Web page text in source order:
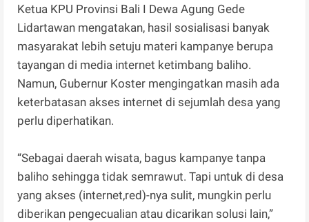
Ketua KPU Provinsi Bali I Dewa Agung Gede
Lidartawan mengatakan, hasil sosialisasi banyak
masyarakat lebih setuju materi kampanye berupa
tayangan di media internet ketimbang baliho.
Namun, Gubernur Koster mengingatkan masih ada
keterbatasan akses internet di sejumlah desa yang
perlu diperhatikan.
“Sebagai daerah wisata, bagus kampanye tanpa
baliho sehingga tidak semrawut. Tapi untuk di desa
yang akses (internet,red)-nya sulit, mungkin perlu
diberikan pengecualian atau dicarikan solusi lain,”